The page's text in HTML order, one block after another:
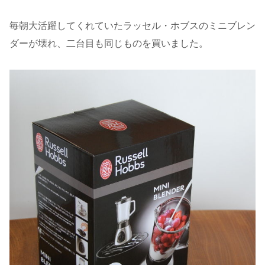
毎朝大活躍してくれていたラッセル・ホブスのミニブレン
ダーが壊れ、二台目も同じものを買いました。